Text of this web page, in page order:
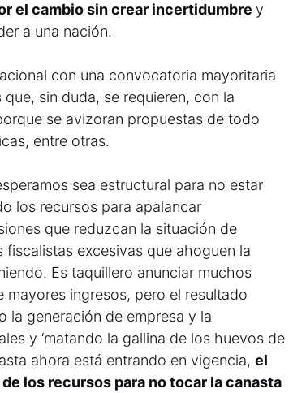
el cambio sin crear incertidumbre y
a una nación.
con una convocatoria mayoritaria
sin duda, se requieren, con la
se avizoran propuestas de todo
entre otras.
sea estructural para no estar
los recursos para apalancar
que reduzcan la situación de
excesivas que ahoguen la
Es taquillero anunciar muchos
ingresos, pero el resultado
la generación de empresa y la
y ‘matando la gallina de los huevos de
ahora está entrando en vigencia, el
los recursos para no tocar la canasta